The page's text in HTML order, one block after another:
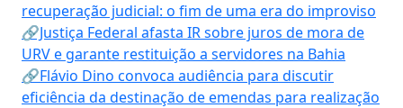
recuperação judicial: o fim de uma era do improviso
🔗Justiça Federal afasta IR sobre juros de mora de
URV e garante restituição a servidores na Bahia
🔗Flávio Dino convoca audiência para discutir
eficiência da destinação de emendas para realização